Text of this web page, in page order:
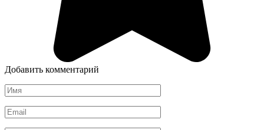
Добавить комментарий
Имя
*
Email
*